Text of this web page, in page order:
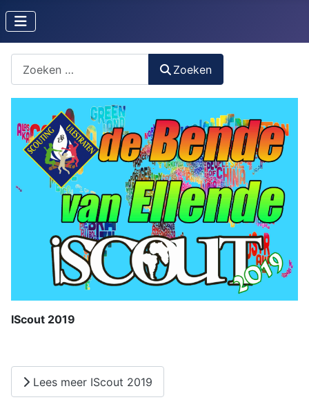
Zoeken
IScout 2019
Lees meer IScout 2019